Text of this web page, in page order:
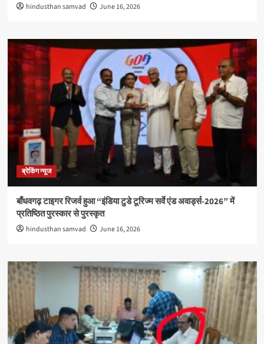
hindusthan samvad June 16, 2026
ब्रेकिंग न्यूज
बाँधवगढ़ टाइगर रिजर्व हुआ “इंडिया टुडे टूरिज्म सर्वे एंड अवार्ड्स-2026” में
प्रतिष्ठित पुरस्कार से पुरस्कृत
hindusthan samvad June 16, 2026